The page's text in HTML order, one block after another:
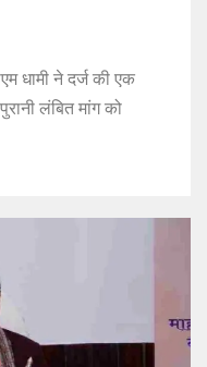
धामी ने दर्ज की एक
लंबित मांग को